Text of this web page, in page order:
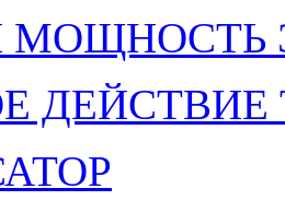
МОЩНОСТЬ
ДЕЙСТВИЕ